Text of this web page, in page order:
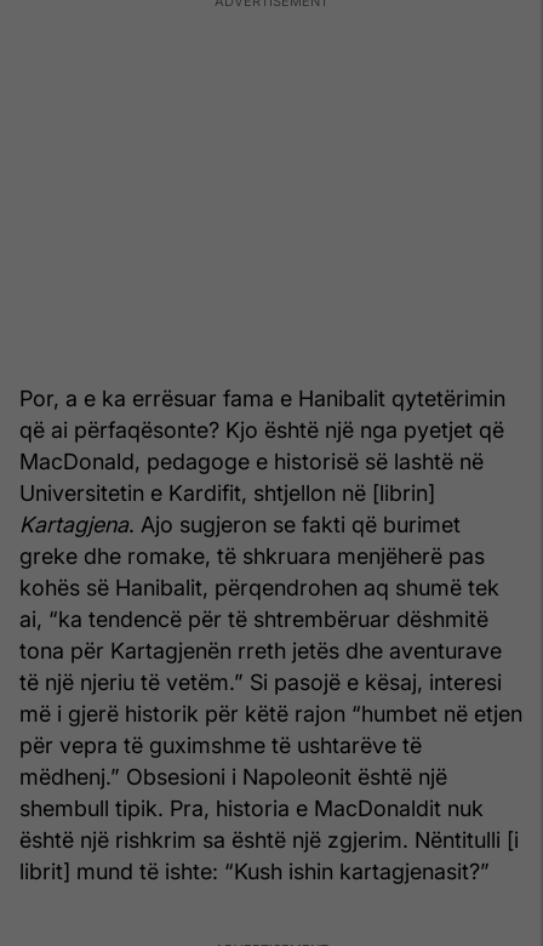
Por, a e ka errësuar fama e Hanibalit qytetërimin
që ai përfaqësonte? Kjo është një nga pyetjet që
MacDonald, pedagoge e historisë së lashtë në
Universitetin e Kardifit, shtjellon në [librin]
Kartagjena. Ajo sugjeron se fakti që burimet
greke dhe romake, të shkruara menjëherë pas
kohës së Hanibalit, përqendrohen aq shumë tek
ai, “ka tendencë për të shtrembëruar dëshmitë
tona për Kartagjenën rreth jetës dhe aventurave
të një njeriu të vetëm.” Si pasojë e kësaj, interesi
më i gjerë historik për këtë rajon “humbet në etjen
për vepra të guximshme të ushtarëve të
mëdhenj.” Obsesioni i Napoleonit është një
shembull tipik. Pra, historia e MacDonaldit nuk
është një rishkrim sa është një zgjerim. Nëntitulli [i
librit] mund të ishte: “Kush ishin kartagjenasit?”